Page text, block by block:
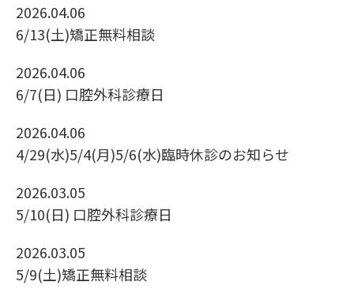
2026.04.06
6/13(土)矯正無料相談
2026.04.06
6/7(日) 口腔外科診療日
2026.04.06
4/29(水)5/4(月)5/6(水)臨時休診のお知らせ
2026.03.05
5/10(日) 口腔外科診療日
2026.03.05
5/9(土)矯正無料相談